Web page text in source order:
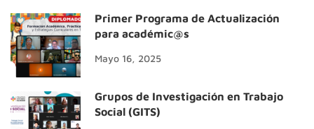
Primer Programa de Actualización
para académic@s
Mayo 16, 2025
Grupos de Investigación en Trabajo
Social (GITS)